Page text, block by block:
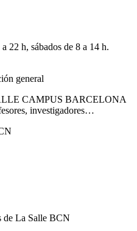
22 h, sábados de 8 a 14 h.
general
CAMPUS BARCELONA
investigadores…
de La Salle BCN